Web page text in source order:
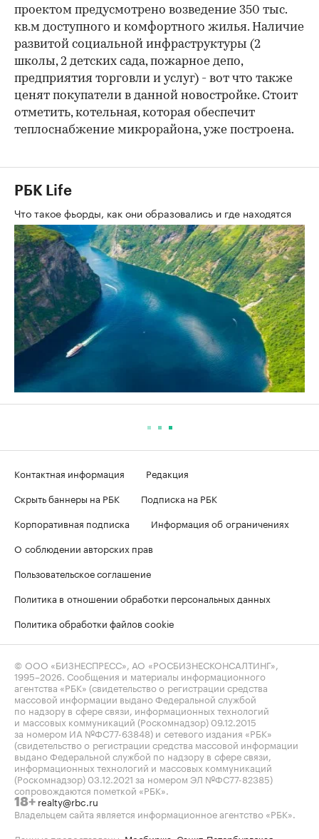
проектом предусмотрено возведение 350 тыс.
кв.м доступного и комфортного жилья. Наличие
развитой социальной инфраструктуры (2
школы, 2 детских сада, пожарное депо,
предприятия торговли и услуг) - вот что также
ценят покупатели в данной новостройке. Стоит
отметить, котельная, которая обеспечит
теплоснабжение микрорайона, уже построена.
РБК Life
Что такое фьорды, как они образовались и где находятся
Контактная информация
Редакция
Скрыть баннеры на РБК
Подписка на РБК
Корпоративная подписка
Информация об ограничениях
О соблюдении авторских прав
Пользовательское соглашение
Политика в отношении обработки персональных данных
Политика обработки файлов cookie
© ООО «БИЗНЕСПРЕСС», АО «РОСБИЗНЕСКОНСАЛТИНГ»,
1995–2026. Сообщения и материалы информационного
агентства «РБК» (свидетельство о регистрации средства
массовой информации выдано Федеральной службой
по надзору в сфере связи, информационных технологий
и массовых коммуникаций (Роскомнадзор) 09.12.2015
за номером ИА №ФС77-63848) и сетевого издания «РБК»
(свидетельство о регистрации средства массовой информации
выдано Федеральной службой по надзору в сфере связи,
информационных технологий и массовых коммуникаций
(Роскомнадзор) 03.12.2021 за номером ЭЛ №ФС77-82385)
сопровождаются пометкой «РБК».
18+ realty@rbc.ru
Владельцем сайта является информационное агентство «РБК».